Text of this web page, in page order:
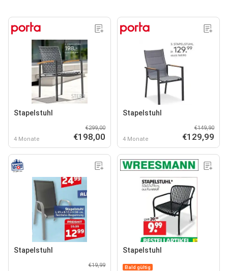
Stapelstuhl
4 Monate
€299,00
€198,00
Stapelstuhl
4 Monate
€149,90
€129,99
Stapelstuhl
€19,99
Stapelstuhl
Bald gültig